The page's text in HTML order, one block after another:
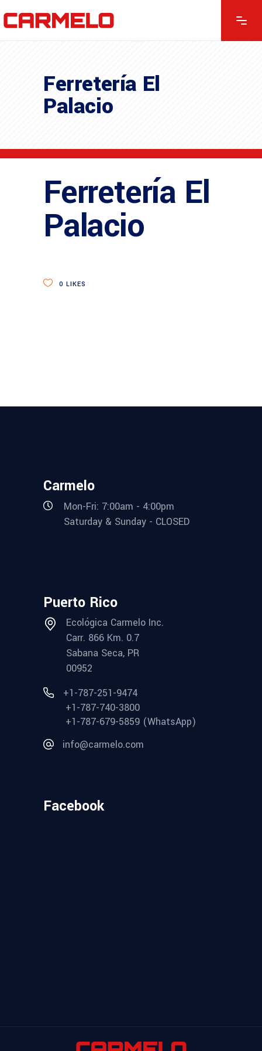
Ferretería El
Palacio
Ferretería El
Palacio
0 LIKES
Carmelo
Mon-Fri: 7:00am - 4:00pm
Saturday & Sunday - CLOSED
Puerto Rico
Ecológica Carmelo Inc.
Carr. 866 Km. 0.7
Sabana Seca, PR
00952
+1-787-251-9474
+1-787-740-3800
+1-787-679-5859 (WhatsApp)
info@carmelo.com
Facebook